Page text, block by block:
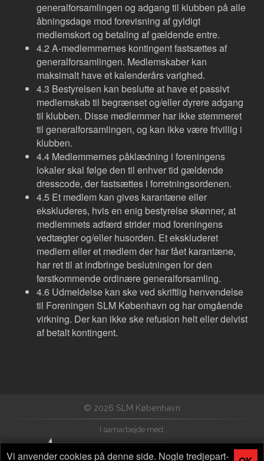
generalforsamlingen og adgang til klubben på alle
åbningsdage mod forevisning af gyldigt
medlemskort og betaling af gældende entre.
4.2 A-medlemmernes kontingent fastsættes af
generalforsamlingen. Medlemskaber kan
maksimalt have et kalenderårs varighed.
4.3 Bestyrelsen kan beslutte at have et passivt
medlemskab til begrænset og/eller dyrere adgang
til klubben. Disse medlemmer har ikke stemmeret
til generalforsamlingen, og kan ikke være frivillig i
klubben.
4.4 Medlemmernes påklædning i foreningens
lokaler skal følge den til enhver tid gældende
dresscode, der fastsættes i forretningsordenen.
4.5 Et medlem kan gives karantæne eller
ekskluderes, hvis en enig bestyrelse skønner, at
medlemmets adfærd strider mod foreningens
vedtægter og/eller husorden. Et ekskluderet
medlem eller et medlem der har fået karantæne,
har ret til at indbringe beslutningen for den
førstkommende ordinære generalforsamling.
4.6 Udmeldelse kan ske ved skriftlig henvendelse
til Foreningen SLM København og har omgående
virkning. Der kan ikke ske refusion helt eller delvist
af betalt kontingent.
© 2026 SLM København
I samarbejde med:
Vi anvender cookies på denne side. Nogle tredjepart-